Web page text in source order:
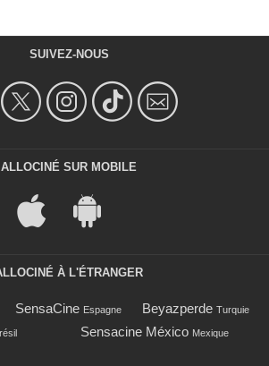
SUIVEZ-NOUS
ALLOCINÉ SUR MOBILE
À L'ÉTRANGER
SensaCine Espagne Beyazperde Turquie
Sensacine México Mexique